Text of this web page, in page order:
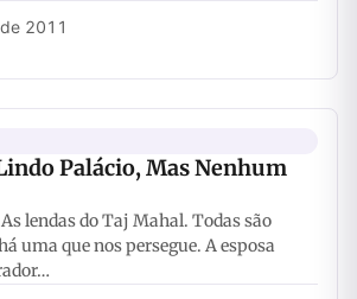
2011
Palácio, Mas Nenhum
lendas do Taj Mahal. Todas são
uma que nos persegue. A esposa